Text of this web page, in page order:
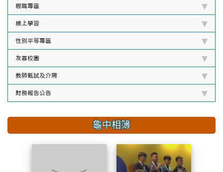
親職專區
線上學習
性別平等專區
友善校園
教師甄試及介聘
財務報告公告
龜中相簿
114全中